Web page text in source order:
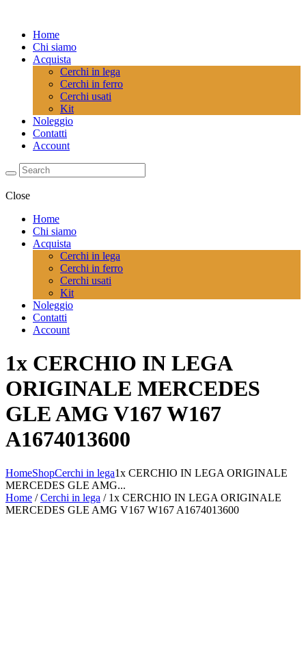
Home
Chi siamo
Acquista
Cerchi in lega
Cerchi in ferro
Cerchi usati
Kit
Noleggio
Contatti
Account
Close
Home
Chi siamo
Acquista
Cerchi in lega
Cerchi in ferro
Cerchi usati
Kit
Noleggio
Contatti
Account
1x CERCHIO IN LEGA
ORIGINALE MERCEDES
GLE AMG V167 W167
A1674013600
HomeShopCerchi in lega1x CERCHIO IN LEGA ORIGINALE
MERCEDES GLE AMG...
Home /Cerchi in lega / 1x CERCHIO IN LEGA ORIGINALE
MERCEDES GLE AMG V167 W167 A1674013600